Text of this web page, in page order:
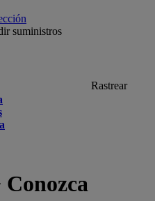
suministros
Rastrear